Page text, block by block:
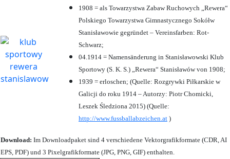
1908 = als Towarzystwa Zabaw Ruchowych „Rewera“
Polskiego Towarzystwa Gimnastycznego Sokółw
Stanisławowie gegründet – Vereinsfarben: Rot-
Schwarz;
04.1914 = Namensänderung in Stanisławowski Klub
Sportowy (S. K. S.) „Rewera“ Stanisławów von 1908;
1939 = erloschen; (Quelle: Rozgrywki Piłkarskie w
Galicji do roku 1914 – Autorzy: Piotr Chomicki,
Leszek Śledziona 2015) (Quelle:
http://www.fussballabzeichen.at )
Download: Im Downloadpaket sind 4 verschiedene Vektorgrafikformate (CDR, AI
EPS, PDF) und 3 Pixelgrafikformate (JPG, PNG, GIF) enthalten.